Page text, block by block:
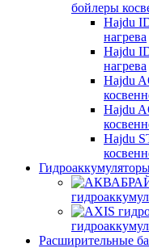
бойлеры
Hajdu
нагрева
Hajdu
нагрева
Hajdu
Hajdu
Hajdu
Расширительные